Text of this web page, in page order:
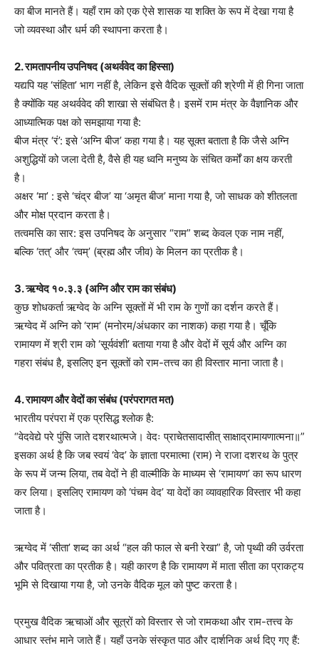
का बीज मानते हैं। यहाँ राम को एक ऐसे शासक या शक्ति के रूप में देखा गया है
जो व्यवस्था और धर्म की स्थापना करता है।
2. रामतापनीय उपनिषद (अथर्ववेद का हिस्सा)
यद्यपि यह ‘संहिता’ भाग नहीं है, लेकिन इसे वैदिक सूक्तों की श्रेणी में ही गिना जाता
है क्योंकि यह अथर्ववेद की शाखा से संबंधित है। इसमें राम मंत्र के वैज्ञानिक और
आध्यात्मिक पक्ष को समझाया गया है:
बीज मंत्र ‘रं’: इसे ‘अग्नि बीज’ कहा गया है। यह सूक्त बताता है कि जैसे अग्नि
अशुद्धियों को जला देती है, वैसे ही यह ध्वनि मनुष्य के संचित कर्मों का क्षय करती
है।
अक्षर ‘मा’ : इसे ‘चंद्र बीज’ या ‘अमृत बीज’ माना गया है, जो साधक को शीतलता
और मोक्ष प्रदान करता है।
तत्वमसि का सार: इस उपनिषद के अनुसार “राम” शब्द केवल एक नाम नहीं,
बल्कि ‘तत्’ और ‘त्वम्’ (ब्रह्म और जीव) के मिलन का प्रतीक है।
3. ऋग्वेद १०.३.३ (अग्नि और राम का संबंध)
कुछ शोधकर्ता ऋग्वेद के अग्नि सूक्तों में भी राम के गुणों का दर्शन करते हैं।
ऋग्वेद में अग्नि को ‘राम’ (मनोरम/अंधकार का नाशक) कहा गया है। चूँकि
रामायण में श्री राम को ‘सूर्यवंशी’ बताया गया है और वेदों में सूर्य और अग्नि का
गहरा संबंध है, इसलिए इन सूक्तों को राम-तत्त्व का ही विस्तार माना जाता है।
4. रामायण और वेदों का संबंध (परंपरागत मत)
भारतीय परंपरा में एक प्रसिद्ध श्लोक है:
“वेदवेद्ये परे पुंसि जाते दशरथात्मजे। वेदः प्राचेतसादासीत् साक्षाद्रामायणात्मना॥”
इसका अर्थ है कि जब स्वयं ‘वेद’ के ज्ञाता परमात्मा (राम) ने राजा दशरथ के पुत्र
के रूप में जन्म लिया, तब वेदों ने ही वाल्मीकि के माध्यम से ‘रामायण’ का रूप धारण
कर लिया। इसलिए रामायण को ‘पंचम वेद’ या वेदों का व्यावहारिक विस्तार भी कहा
जाता है।
ऋग्वेद में ‘सीता’ शब्द का अर्थ “हल की फाल से बनी रेखा” है, जो पृथ्वी की उर्वरता
और पवित्रता का प्रतीक है। यही कारण है कि रामायण में माता सीता का प्राकट्य
भूमि से दिखाया गया है, जो उनके वैदिक मूल को पुष्ट करता है।
प्रमुख वैदिक ऋचाओं और सूत्रों को विस्तार से जो रामकथा और राम-तत्त्व के
आधार स्तंभ माने जाते हैं। यहाँ उनके संस्कृत पाठ और दार्शनिक अर्थ दिए गए हैं: